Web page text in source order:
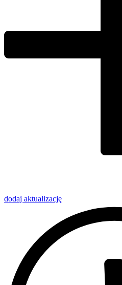
dodaj aktualizację